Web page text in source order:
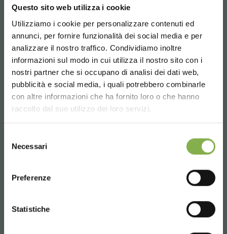
Questo sito web utilizza i cookie
Utilizziamo i cookie per personalizzare contenuti ed
annunci, per fornire funzionalità dei social media e per
analizzare il nostro traffico. Condividiamo inoltre
informazioni sul modo in cui utilizza il nostro sito con i
nostri partner che si occupano di analisi dei dati web,
pubblicità e social media, i quali potrebbero combinarle
con altre informazioni che ha fornito loro o che hanno
raccolto dal suo utilizzo dei loro servizi.
delNecessari
Preferenze
Statistiche
Choose the country you are in and your
language for a better browsing experience